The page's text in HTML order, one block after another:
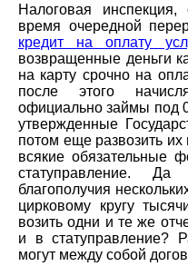
Налоговая
время очередной
кредит на оплату
возвращенные деньги
на карту срочно на
после этого
официально займы под
утвержденные
потом еще развозить
всякие обязательные
статуправление.
благополучия
цирковому кругу
возить одни и те же
и в статуправление?
могут между собой